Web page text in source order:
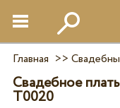
Главная >>
Свадебное
T0020